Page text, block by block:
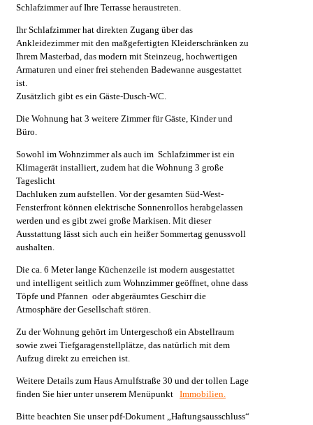
Schlafzimmer auf Ihre Terrasse heraustreten.
Ihr Schlafzimmer hat direkten Zugang über das
Ankleidezimmer mit den maßgefertigten Kleiderschränken zu
Ihrem Masterbad, das modern mit Steinzeug, hochwertigen
Armaturen und einer frei stehenden Badewanne ausgestattet
ist.
Zusätzlich gibt es ein Gäste-Dusch-WC.
Die Wohnung hat 3 weitere Zimmer für Gäste, Kinder und
Büro.
Sowohl im Wohnzimmer als auch im Schlafzimmer ist ein
Klimagerät installiert, zudem hat die Wohnung 3 große
Tageslicht
Dachluken zum aufstellen. Vor der gesamten Süd-West-
Fensterfront können elektrische Sonnenrollos herabgelassen
werden und es gibt zwei große Markisen. Mit dieser
Ausstattung lässt sich auch ein heißer Sommertag genussvoll
aushalten.
Die ca. 6 Meter lange Küchenzeile ist modern ausgestattet
und intelligent seitlich zum Wohnzimmer geöffnet, ohne dass
Töpfe und Pfannen oder abgeräumtes Geschirr die
Atmosphäre der Gesellschaft stören.
Zu der Wohnung gehört im Untergeschoß ein Abstellraum
sowie zwei Tiefgaragenstellplätze, das natürlich mit dem
Aufzug direkt zu erreichen ist.
Weitere Details zum Haus Arnulfstraße 30 und der tollen Lage
finden Sie hier unter unserem Menüpunkt Immobilien.
Bitte beachten Sie unser pdf-Dokument „Haftungsausschluss“